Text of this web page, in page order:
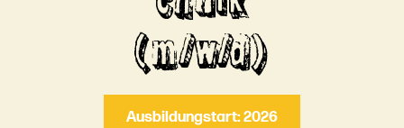
(m/w/d)
Ausbildungstart: 2026